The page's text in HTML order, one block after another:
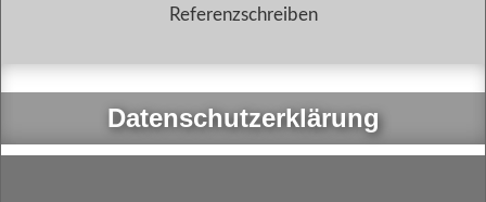
Referenzschreiben
Datenschutzerklärung